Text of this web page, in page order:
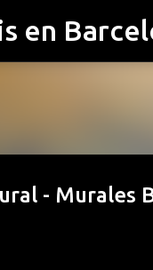
en
- Murales